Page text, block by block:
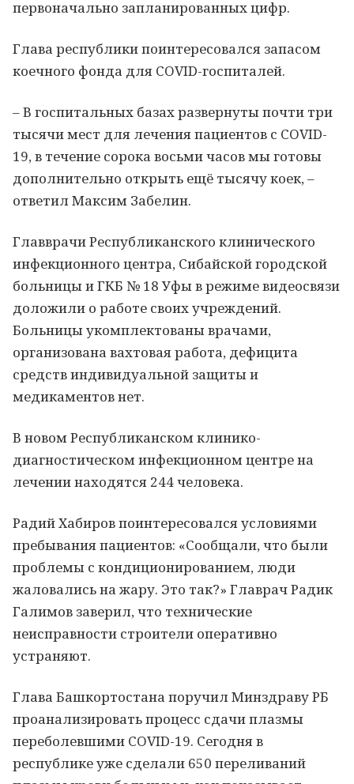
первоначально запланированных цифр.
Глава республики поинтересовался запасом
коечного фонда для COVID-госпиталей.
– В госпитальных базах развернуты почти три
тысячи мест для лечения пациентов с COVID-
19, в течение сорока восьми часов мы готовы
дополнительно открыть ещё тысячу коек, –
ответил Максим Забелин.
Главврачи Республиканского клинического
инфекционного центра, Сибайской городской
больницы и ГКБ № 18 Уфы в режиме видеосвязи
доложили о работе своих учреждений.
Больницы укомплектованы врачами,
организована вахтовая работа, дефицита
средств индивидуальной защиты и
медикаментов нет.
В новом Республиканском клинико-
диагностическом инфекционном центре на
лечении находятся 244 человека.
Радий Хабиров поинтересовался условиями
пребывания пациентов: «Сообщали, что были
проблемы с кондиционированием, люди
жаловались на жару. Это так?» Главрач Радик
Галимов заверил, что технические
неисправности строители оперативно
устраняют.
Глава Башкортостана поручил Минздраву РБ
проанализировать процесс сдачи плазмы
переболевшими COVID-19. Сегодня в
республике уже сделали 650 переливаний